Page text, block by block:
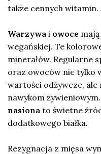
także cennych witamin.
Warzywa i owoce
wegańskiej. Te
minerałów. Regularne
oraz owoców nie tylko
wartości odżywcze,
nawykom
nasiona to świetne
dodatkowego białka.
Rezygnacja z mięsa